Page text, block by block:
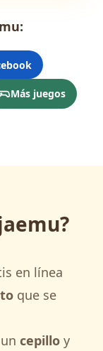
Más juegos
en línea
que se
cepillo y